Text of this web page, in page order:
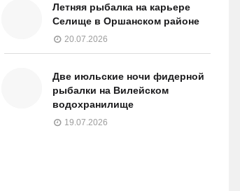
Летняя рыбалка на карьере
Селище в Оршанском районе
20.07.2026
Две июльские ночи фидерной
рыбалки на Вилейском
водохранилище
19.07.2026